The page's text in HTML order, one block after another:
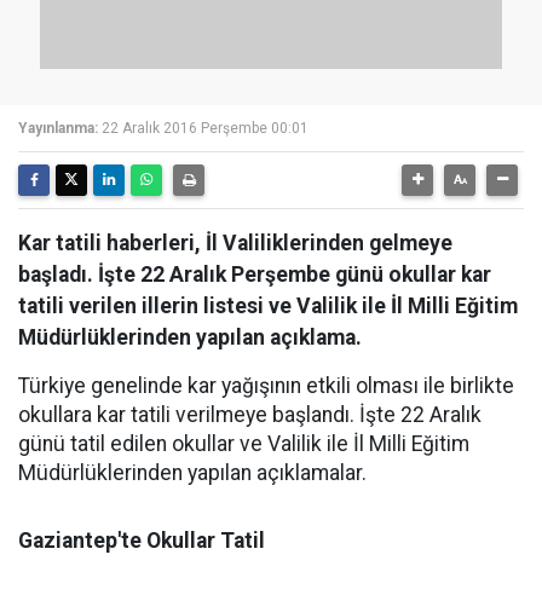
Yayınlanma: 22 Aralık 2016 Perşembe 00:01
Kar tatili haberleri, İl Valiliklerinden gelmeye
başladı. İşte 22 Aralık Perşembe günü okullar kar
tatili verilen illerin listesi ve Valilik ile İl Milli Eğitim
Müdürlüklerinden yapılan açıklama.
Türkiye genelinde kar yağışının etkili olması ile birlikte
okullara kar tatili verilmeye başlandı. İşte 22 Aralık
günü tatil edilen okullar ve Valilik ile İl Milli Eğitim
Müdürlüklerinden yapılan açıklamalar.
Gaziantep'te Okullar Tatil